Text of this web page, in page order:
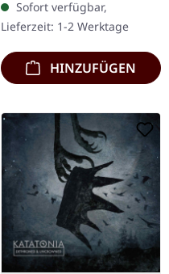
mit Bonus-12" im Picture-
Disc-Cover…
Sofort verfügbar,
Lieferzeit: 1-2 Werktage
HINZUFÜGEN